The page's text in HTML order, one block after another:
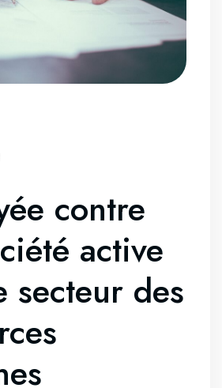
contre
active
secteur des